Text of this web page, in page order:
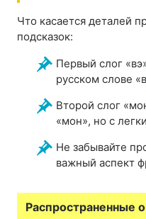
Что касается деталей
подсказок:
Первый слог
русском слове
Второй слог
«мон», но с
Не забывайте
важный аспект
Распространенные